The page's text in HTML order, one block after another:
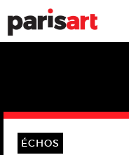
ÉCHOS